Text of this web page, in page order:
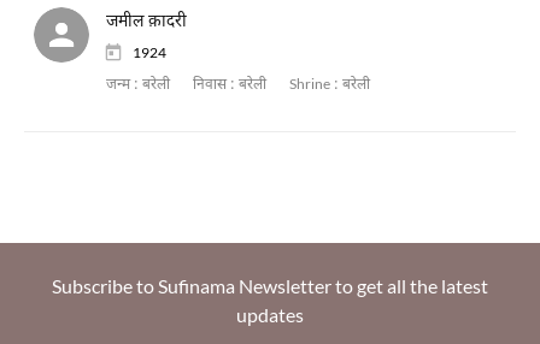
जमील क़ादरी
1924
जन्म : बरेली निवास : बरेली Shrine : बरेली
Subscribe to Sufinama Newsletter to get all the latest
updates